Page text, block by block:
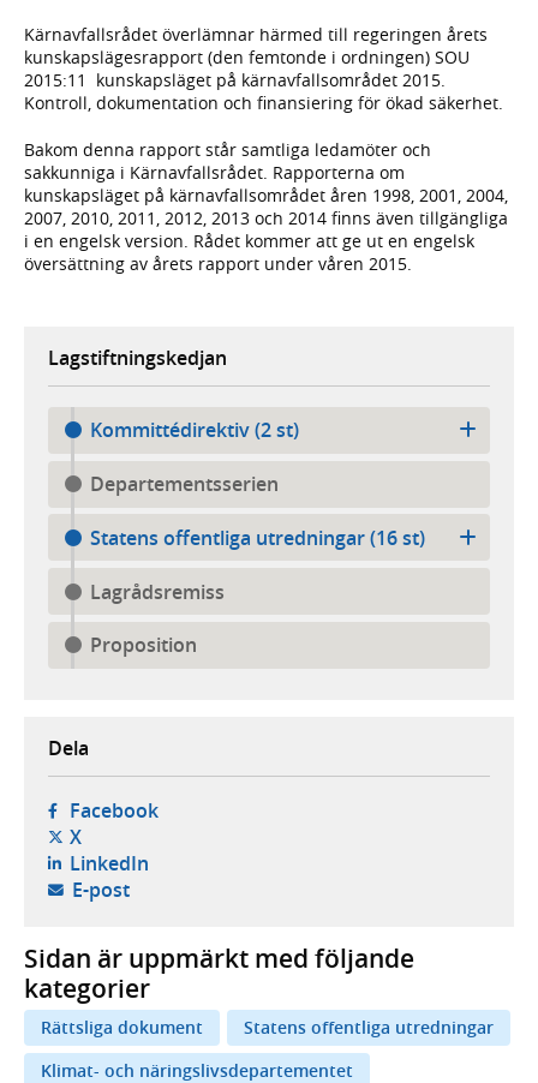
Kärnavfallsrådet överlämnar härmed till regeringen årets
kunskapslägesrapport (den femtonde i ordningen) SOU
2015:11 kunskapsläget på kärnavfallsområdet 2015.
Kontroll, dokumentation och finansiering för ökad säkerhet.
Bakom denna rapport står samtliga ledamöter och
sakkunniga i Kärnavfallsrådet. Rapporterna om
kunskapsläget på kärnavfallsområdet åren 1998, 2001, 2004,
2007, 2010, 2011, 2012, 2013 och 2014 finns även tillgängliga
i en engelsk version. Rådet kommer att ge ut en engelsk
översättning av årets rapport under våren 2015.
Lagstiftningskedjan
Kommittédirektiv (2 st)
Departementsserien
Statens offentliga utredningar (16 st)
Lagrådsremiss
Proposition
Dela
Facebook- öppnas i ny flik, extern webbplats,
X- öppnas i ny flik, extern webbplats,
LinkedIn- öppnas i ny flik, extern webbplats,
E-post- öppnar din e-postklient,
Sidan är uppmärkt med följande
kategorier
Rättsliga dokument
Statens offentliga utredningar
Klimat- och näringslivsdepartementet